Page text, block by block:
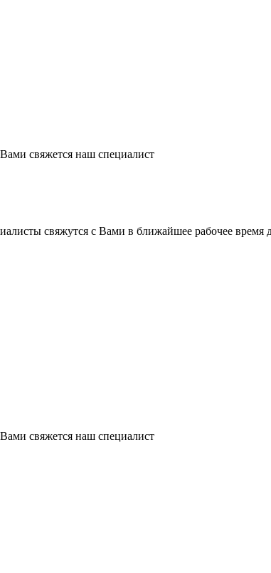
свяжется наш специалист
свяжутся с Вами в ближайшее рабочее время
свяжется наш специалист